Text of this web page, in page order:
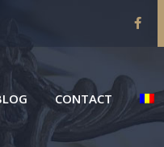
CONTACT